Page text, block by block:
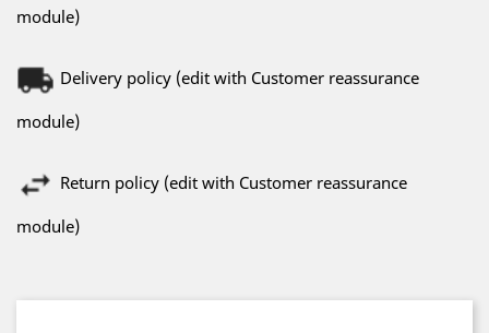
module)
Delivery policy (edit with Customer reassurance
module)
Return policy (edit with Customer reassurance
module)